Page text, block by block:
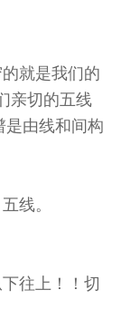
就是我们的
亲切的五线
由线和间构
线。
往上！！切